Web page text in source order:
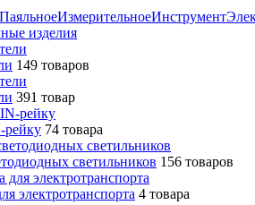
ПаяльноеИзмерительноеИнструмент
изделия
149 товаров
391 товар
рейку 74 товара
светильников 156 товаров
электротранспорта 4 товара